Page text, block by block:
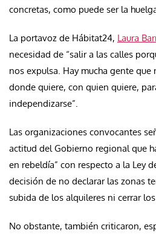
concretas, como puede ser la
La portavoz de Hábitat24, Laura
necesidad de “salir a las calles
nos expulsa. Hay mucha gente
donde quiere, con quien quiere,
independizarse”.
Las organizaciones convocantes
actitud del Gobierno regional que
en rebeldía” con respecto a la Ley
decisión de no declarar las zonas
subida de los alquileres ni cerrar
No obstante, también criticaron,